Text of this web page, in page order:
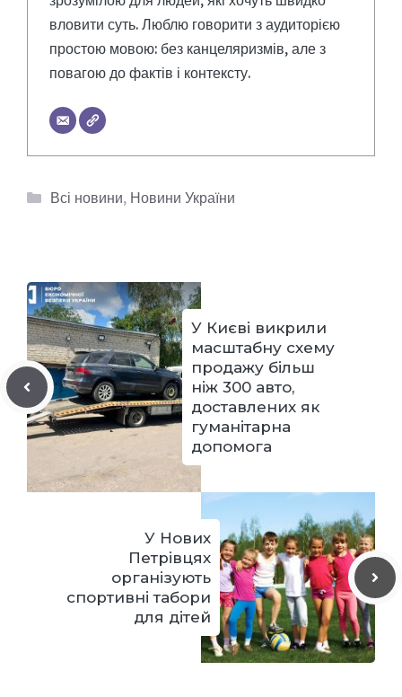
вловити суть. Люблю говорити з аудиторією
простою мовою: без канцеляризмів, але з
повагою до фактів і контексту.
Категорії
Всі новини, Новини України
У Києві викрили
масштабну схему
продажу більш
ніж 300 авто,
доставлених як
гуманітарна
допомога
У Нових
Петрівцях
організують
спортивні табори
для дітей